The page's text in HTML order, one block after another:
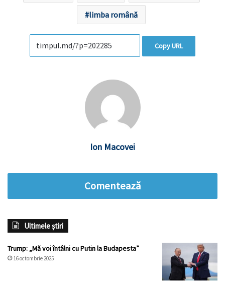
limba română
Copy URL
Ion Macovei
Comentează
Ultimele știri
Trump: „Mă voi întâlni cu Putin la Budapesta”
16 octombrie 2025